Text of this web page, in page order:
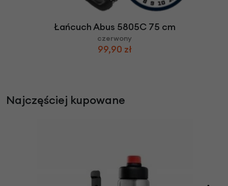
Łańcuch Abus 5805C 75 cm
czerwony
99,90 zł
Najczęściej kupowane